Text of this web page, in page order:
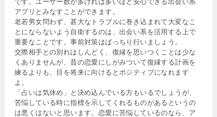
アプリとみなすことができます。
老若男女問わず、甚大なトラブルに巻き込まれて大変なこ
とにならないよう自衛するのは、出会い系を活用する上で
重要なことです。事前対策はばっちり行いましょう。
交際相手との別れはしんどく、復縁を思いつくことは少な
くありませんが、昔の恋愛にしがみついて復縁する計画を
練るよりも、目を将来に向けるとポジティブになれます
よ。
「占いは気休め」と決め込んでいる方もいるでしょうが、
苦悩している時に指標を示してくれるものがあるというの
は悪くはないと思います。恋愛に苦悩しているのなら、ア